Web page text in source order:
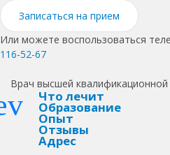
Записаться на прием
Или можете воспользоваться
116-52-67
Врач высшей квалификационной
Что лечит
Образование
Опыт
Отзывы
Адрес